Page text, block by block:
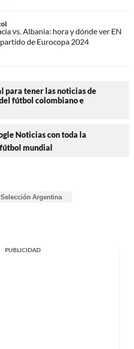
vs. Albania: hora y dónde ver EN
de Eurocopa 2024
para tener las noticias de
fútbol colombiano e
Noticias con toda la
mundial
Selección Argentina
PUBLICIDAD